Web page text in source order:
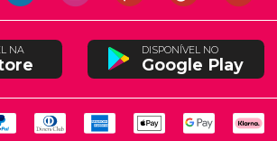
NA DISPONÍVEL NO
Google Play